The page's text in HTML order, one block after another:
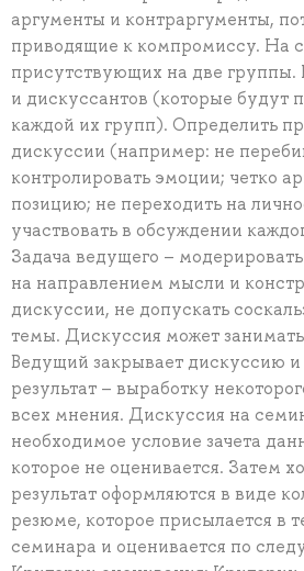
аргументы и контраргументы,
приводящие к компромиссу. На
присутствующих на две группы.
и дискуссантов (которые будут
каждой их групп). Определить
дискуссии (например: не
контролировать эмоции; четко
позицию; не переходить на
участвовать в обсуждении
Задача ведущего –
на направлением мысли и
дискуссии, не допускать
темы. Дискуссия может
Ведущий закрывает дискуссию и
результат – выработку
всех мнения. Дискуссия на
необходимое условие зачета
которое не оценивается. Затем
результат оформляются в виде
резюме, которое присылается в
семинара и оценивается по